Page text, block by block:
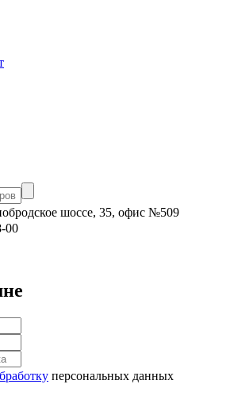
шоссе, 35, офис №509
00
персональных данных